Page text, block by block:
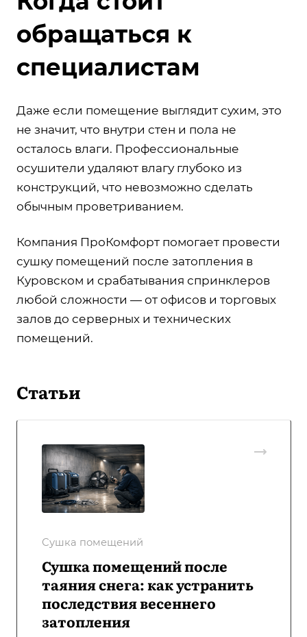
обращаться к
специалистам
Даже если помещение выглядит сухим, это
не значит, что внутри стен и пола не
осталось влаги. Профессиональные
осушители удаляют влагу глубоко из
конструкций, что невозможно сделать
обычным проветриванием.
Компания ПроКомфорт помогает провести
сушку помещений после затопления в
Куровском и срабатывания спринклеров
любой сложности — от офисов и торговых
залов до серверных и технических
помещений.
Статьи
Сушка помещений
Сушка помещений после
таяния снега: как устранить
последствия весеннего
затопления